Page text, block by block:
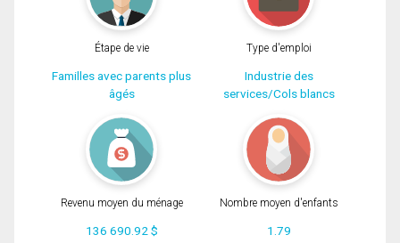
Étape de vie
Familles avec parents plus
âgés
Type d'emploi
Industrie des
services/Cols blancs
Revenu moyen du ménage
136 690.92 $
Nombre moyen d'enfants
1.79